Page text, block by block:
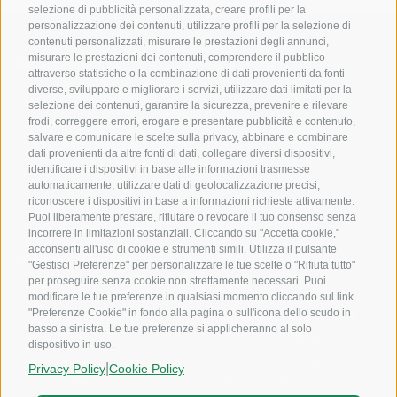
selezione di pubblicità personalizzata, creare profili per la
personalizzazione dei contenuti, utilizzare profili per la selezione di
contenuti personalizzati, misurare le prestazioni degli annunci,
misurare le prestazioni dei contenuti, comprendere il pubblico
attraverso statistiche o la combinazione di dati provenienti da fonti
diverse, sviluppare e migliorare i servizi, utilizzare dati limitati per la
selezione dei contenuti, garantire la sicurezza, prevenire e rilevare
frodi, correggere errori, erogare e presentare pubblicità e contenuto,
salvare e comunicare le scelte sulla privacy, abbinare e combinare
dati provenienti da altre fonti di dati, collegare diversi dispositivi,
identificare i dispositivi in base alle informazioni trasmesse
automaticamente, utilizzare dati di geolocalizzazione precisi,
riconoscere i dispositivi in base a informazioni richieste attivamente.
Puoi liberamente prestare, rifiutare o revocare il tuo consenso senza
incorrere in limitazioni sostanziali. Cliccando su "Accetta cookie,"
acconsenti all'uso di cookie e strumenti simili. Utilizza il pulsante
"Gestisci Preferenze" per personalizzare le tue scelte o "Rifiuta tutto"
per proseguire senza cookie non strettamente necessari. Puoi
modificare le tue preferenze in qualsiasi momento cliccando sul link
"Preferenze Cookie" in fondo alla pagina o sull'icona dello scudo in
basso a sinistra. Le tue preferenze si applicheranno al solo
dispositivo in uso.
Privacy Policy Cookie Policy
MONSTERGRAPHICS
Kit grafiche per moto, realizzati
con materiali premium, stampe
professionali e personalizzazioni
su misura.
Chi Siamo
DISCIPLINE
Cross
Enduro
Motard
Trial
INFORMAZIONI UTILI
Termini e condizioni
Contatti
Privacy Policy
Gestisci Cookies
CONTATTI AZIENDALI
Email:
sito.monstergarage@gmail.com
Telefono: 3737721046